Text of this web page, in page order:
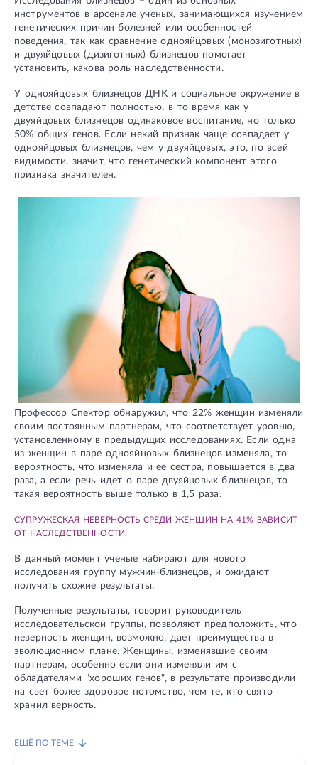
инструментов в арсенале ученых, занимающихся изучением
генетических причин болезней или особенностей
поведения, так как сравнение однояйцовых (монозиготных)
и двуяйцовых (дизиготных) близнецов помогает
установить, какова роль наследственности.
У однояйцовых близнецов ДНК и социальное окружение в
детстве совпадают полностью, в то время как у
двуяйцовых близнецов одинаковое воспитание, но только
50% общих генов. Если некий признак чаще совпадает у
однояйцовых близнецов, чем у двуяйцовых, это, по всей
видимости, значит, что генетический компонент этого
признака значителен.
Профессор Спектор обнаружил, что 22% женщин изменяли
своим постоянным партнерам, что соответствует уровню,
установленному в предыдущих исследованиях. Если одна
из женщин в паре однояйцовых близнецов изменяла, то
вероятность, что изменяла и ее сестра, повышается в два
раза, а если речь идет о паре двуяйцовых близнецов, то
такая вероятность выше только в 1,5 раза.
СУПРУЖЕСКАЯ НЕВЕРНОСТЬ СРЕДИ ЖЕНЩИН НА 41% ЗАВИСИТ
ОТ НАСЛЕДСТВЕННОСТИ.
В данный момент ученые набирают для нового
исследования группу мужчин-близнецов, и ожидают
получить схожие результаты.
Полученные результаты, говорит руководитель
исследовательской группы, позволяют предположить, что
неверность женщин, возможно, дает преимущества в
эволюционном плане. Женщины, изменявшие своим
партнерам, особенно если они изменяли им с
обладателями "хороших генов", в результате производили
на свет более здоровое потомство, чем те, кто свято
хранил верность.
ЕЩЁ ПО ТЕМЕ